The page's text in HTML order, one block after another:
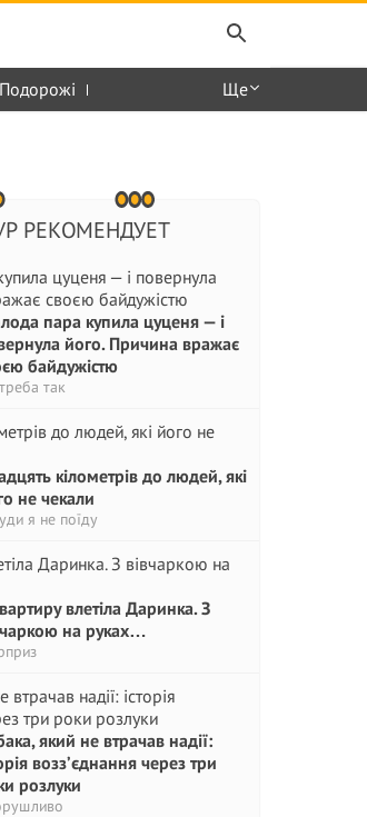
Подорожі Ще
РЕКОМЕНДУЕТ
пара купила цуценя — і
його. Причина вражає
байдужістю
так
кілометрів до людей, які
не чекали
я не поїду
влетіла Даринка. З
на руках…
який не втрачав надії:
возз’єднання через три
розлуки